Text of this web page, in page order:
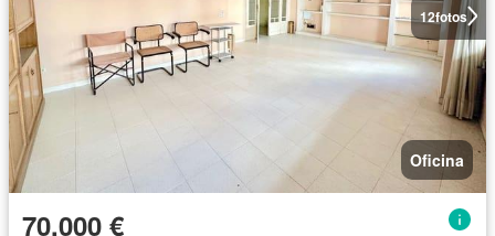
12fotos
Oficina
70.000 €